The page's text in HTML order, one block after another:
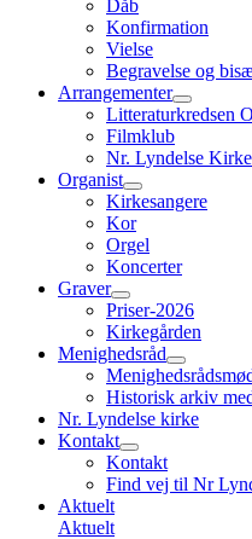
Dåb
Konfirmation
Vielse
Begravelse og
Arrangementer
Litteraturkredsen
Filmklub
Nr. Lyndelse
Organist
Kirkesangere
Kor
Orgel
Koncerter
Graver
Priser-2026
Kirkegården
Menighedsråd
Historisk arkiv
Nr. Lyndelse kirke
Kontakt
Kontakt
Find vej til Nr
Aktuelt
Aktuelt